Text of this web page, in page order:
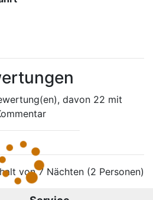
davon 22 mit
von 7 Nächten (2 Personen)